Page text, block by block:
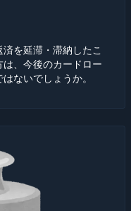
を延滞・滞納したこ
、今後のカードロー
ないでしょうか。